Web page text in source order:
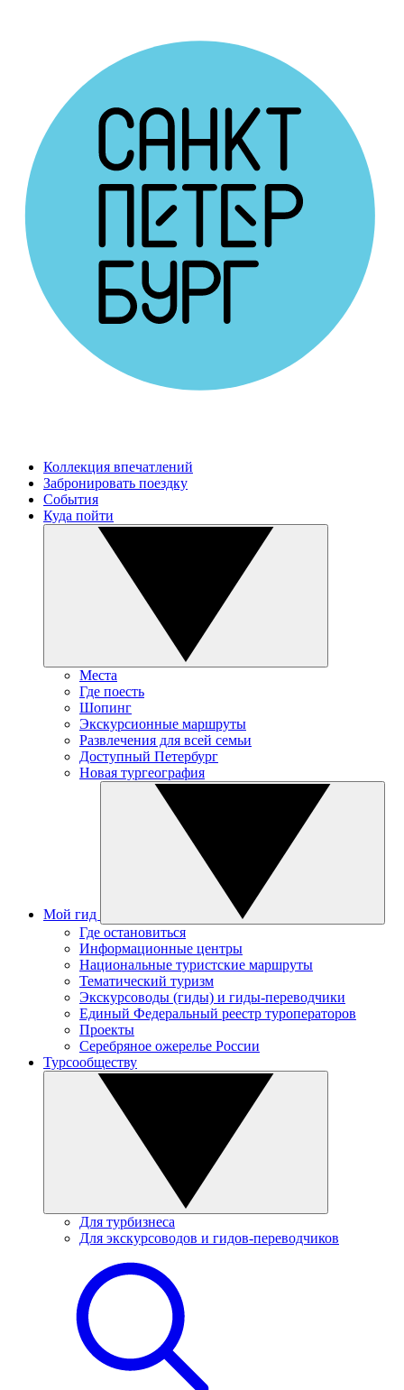
Коллекция впечатлений
Забронировать поездку
События
Куда пойти
Места
Где поесть
Шопинг
Экскурсионные маршруты
Развлечения для всей семьи
Доступный Петербург
Новая тургеография
Мой гид
Где остановиться
Информационные центры
Национальные туристские маршруты
Тематический туризм
Экскурсоводы (гиды) и гиды-переводчики
Единый Федеральный реестр туроператоров
Проекты
Серебряное ожерелье России
Турсообществу
Для турбизнеса
Для экскурсоводов и гидов-переводчиков